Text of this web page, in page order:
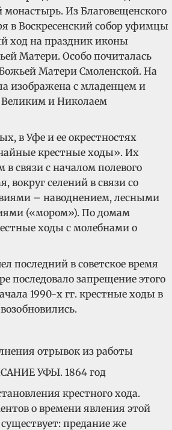
Из Благовещенского
в Воскресенский собор уфимцы
ход на праздник иконы
Матери. Особо почиталась
Матери Смоленской. На
изображена с младенцем и
и Николаем
в Уфе и ее окрестностях
крестные ходы». Их
связи с началом полевого
вокруг селений в связи со
– наводнением, лесными
(«мором»). По домам
ходы с молебнами о
последний в советское время
последовало запрещение этого
1990-х гг. крестные ходы в
отрывок из работы
УФЫ. 1864 год
крестного хода.
о времени явления этой
предание же